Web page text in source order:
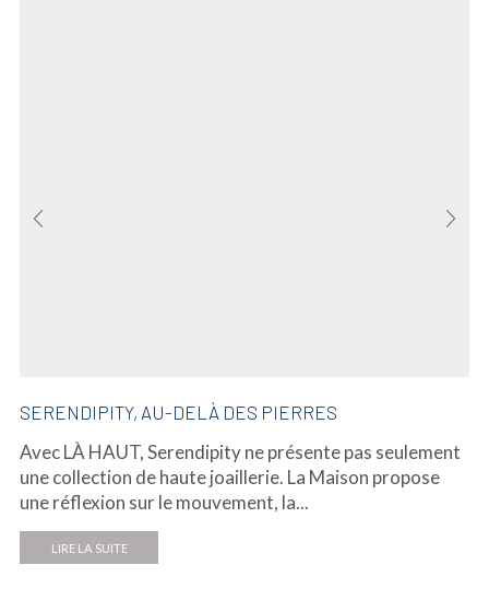
SERENDIPITY, AU-DELÀ DES PIERRES
Avec LÀ HAUT, Serendipity ne présente pas seulement
une collection de haute joaillerie. La Maison propose
une réflexion sur le mouvement, la...
LIRE LA SUITE